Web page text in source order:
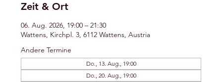
Zeit & Ort
06. Aug. 2026, 19:00 – 21:30
Wattens, Kirchpl. 3, 6112 Wattens, Austria
Andere Termine
Do., 13. Aug., 19:00
Do., 20. Aug., 19:00